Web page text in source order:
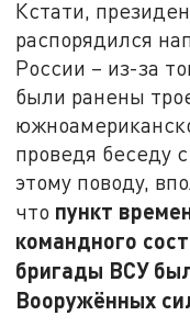
Кстати,
распорядился
России – из-за
были ранены
проведя беседу
этому поводу,
что пункт
командного
бригады ВСУ
Вооружённых